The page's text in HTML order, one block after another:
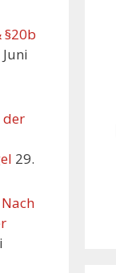
§20b
Juni
29.